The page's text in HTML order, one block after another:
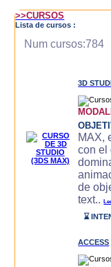
>>CURSOS
Lista de cursos :
Num cursos:784
3D
MAX,
con el
de
text..
⌛
ACCESS